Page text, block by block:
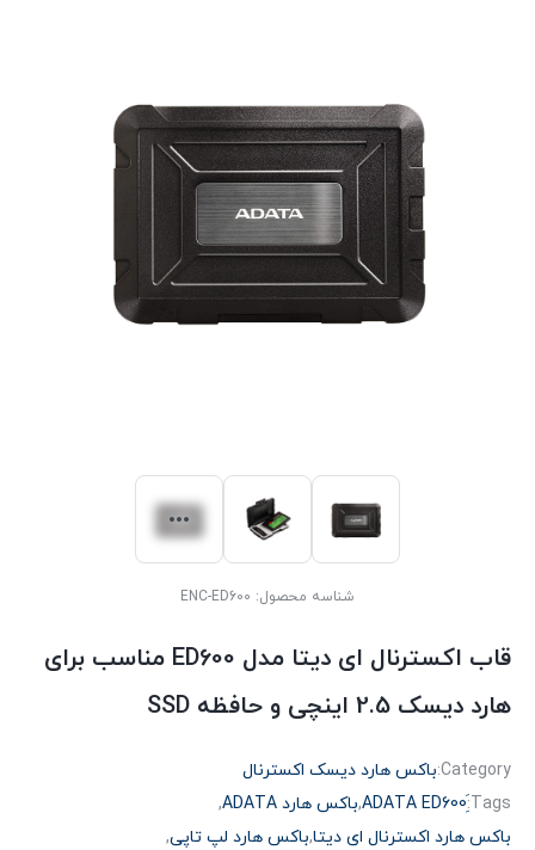
شناسه محصول: ENC-ED600
قاب اکسترنال ای دیتا مدل ED600 مناسب برای
هارد دیسک 2.5 اینچی و حافظه SSD
Category: باکس هارد دیسک اکسترنال
Tags:
,باکس هارد ADATA
,
باکس هارد اکسترنال ای دیتا,باکس هارد لپ تاپی,